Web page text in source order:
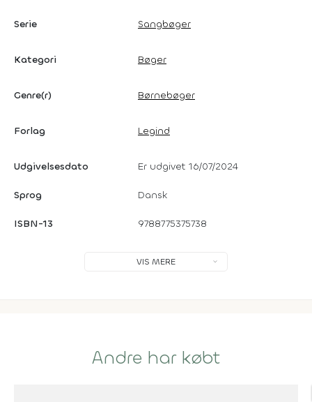
Serie Sangbøger
Kategori Bøger
Genre(r) Børnebøger
Forlag Legind
Udgivelsesdato Er udgivet 16/07/2024
Sprog Dansk
ISBN-13 9788775375738
VIS MERE
Andre har købt